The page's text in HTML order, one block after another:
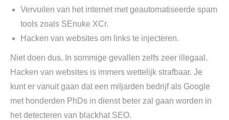
Vervuilen van het internet met geautomatiseerde spam
tools zoals SEnuke XCr.
Hacken van websites om links te injecteren.
Niet doen dus. In sommige gevallen zelfs zeer illegaal.
Hacken van websites is immers wettelijk strafbaar. Je
kunt er vanuit gaan dat een miljarden bedrijf als Google
met honderden PhDs in dienst beter zal gaan worden in
het detecteren van blackhat SEO.